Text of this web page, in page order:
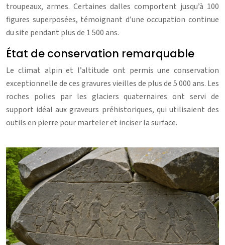
troupeaux, armes. Certaines dalles comportent jusqu’à 100
figures superposées, témoignant d’une occupation continue
du site pendant plus de 1 500 ans.
État de conservation remarquable
Le climat alpin et l’altitude ont permis une conservation
exceptionnelle de ces gravures vieilles de plus de 5 000 ans. Les
roches polies par les glaciers quaternaires ont servi de
support idéal aux graveurs préhistoriques, qui utilisaient des
outils en pierre pour marteler et inciser la surface.